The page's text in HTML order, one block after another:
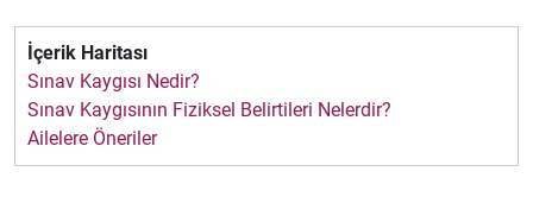
İçerik Haritası
Sınav Kaygısı Nedir?
Sınav Kaygısının Fiziksel Belirtileri Nelerdir?
Ailelere Öneriler